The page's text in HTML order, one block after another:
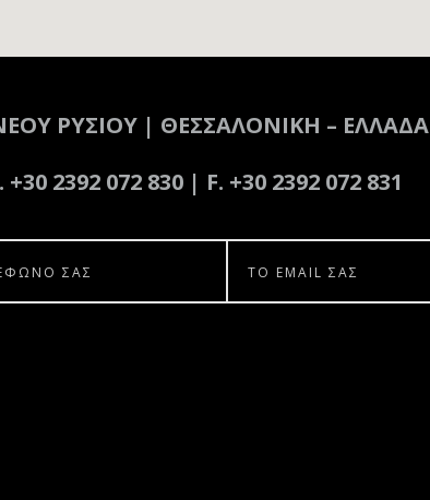
ΡΥΣΙΟΥ | ΘΕΣΣΑΛΟΝΙΚΗ – ΕΛΛΑΔΑ
2392 072 830 | F. +30 2392 072 831